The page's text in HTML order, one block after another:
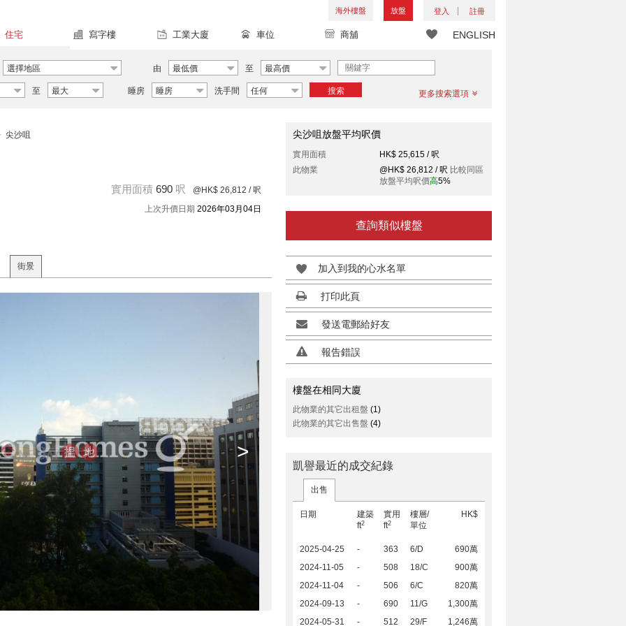
海外樓盤 放盤 登入 註冊
ENGLISH
住宅 寫字樓 工業大廈 車位 商舖
選擇地區 由 最低價 至 最高價
至 最大 睡房 睡房 洗手間 任何 搜索 更多搜索選項
尖沙咀
實用面積 690 呎 @HK$ 26,812 / 呎
上次升價日期 2026年03月04日
街景
>
尖沙咀放盤平均呎價
實用面積
HK$ 25,615 / 呎
此物業
@HK$ 26,812 / 呎 比較同區
放盤平均呎價高5%
查詢類似樓盤
加入到我的心水名單
打印此頁
發送電郵給好友
報告錯誤
樓盤在相同大廈
此物業的其它出租盤 (1)
此物業的其它出售盤 (4)
凱譽最近的成交紀錄
出售
日期
建築
ft2
實用
ft2
樓層/
單位
HK$
2025-04-25 - 363 6/D
690萬
2024-11-05
- 508 18/C
900萬
2024-11-04
- 506 6/C
820萬
2024-09-13
- 690 11/G
1,300萬
2024-05-31
- 512 29/F 1,246萬